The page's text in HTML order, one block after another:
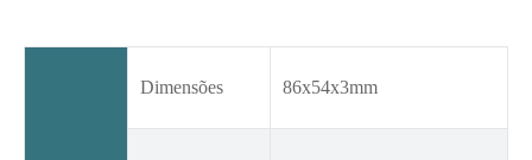
Dimensões 86x54x3mm